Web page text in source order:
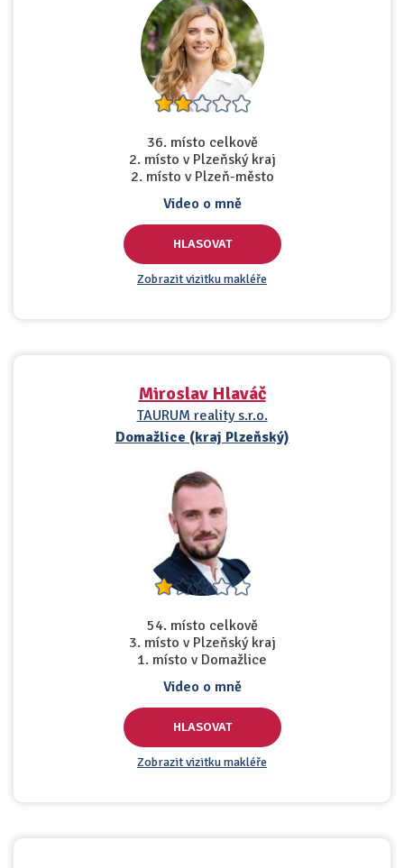
36. místo celkově
2. místo v Plzeňský kraj
2. místo v Plzeň-město
Video o mně
HLASOVAT
Zobrazit vizitku makléře
Miroslav Hlaváč
TAURUM reality s.r.o.
Domažlice (kraj Plzeňský)
54. místo celkově
3. místo v Plzeňský kraj
1. místo v Domažlice
Video o mně
HLASOVAT
Zobrazit vizitku makléře